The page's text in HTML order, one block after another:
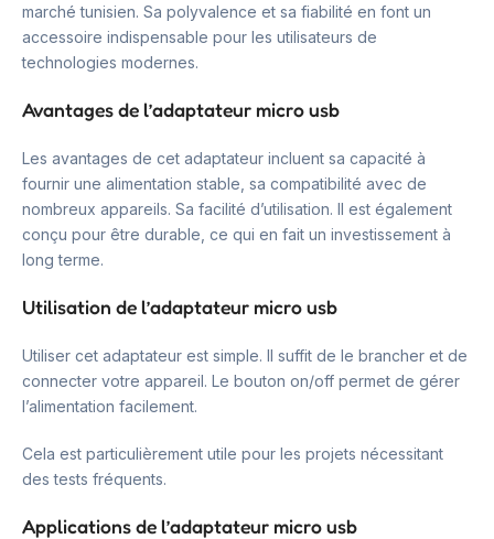
marché tunisien. Sa polyvalence et sa fiabilité en font un
accessoire indispensable pour les utilisateurs de
technologies modernes.
Avantages de l’adaptateur micro usb
Les avantages de cet adaptateur incluent sa capacité à
fournir une alimentation stable, sa compatibilité avec de
nombreux appareils. Sa facilité d’utilisation. Il est également
conçu pour être durable, ce qui en fait un investissement à
long terme.
Utilisation de l’adaptateur micro usb
Utiliser cet adaptateur est simple. Il suffit de le brancher et de
connecter votre appareil. Le bouton on/off permet de gérer
l’alimentation facilement.
Cela est particulièrement utile pour les projets nécessitant
des tests fréquents.
Applications de l’adaptateur micro usb